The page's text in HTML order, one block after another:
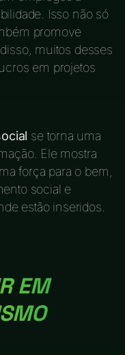
Isso não só
promove
muitos desses
em projetos
se torna uma
Ele mostra
força para o bem,
social e
estão inseridos.
EM